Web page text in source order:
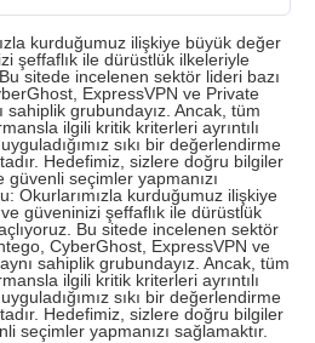
kurduğumuz ilişkiye büyük değer
şeffaflık ile dürüstlük ilkeleriyle
sitede incelenen sektör lideri bazı
ExpressVPN ve Private
grubundayız. Ancak, tüm
ilgili kritik kriterleri ayrıntılı
sıkı bir değerlendirme
Hedefimiz, sizlere doğru bilgiler
seçimler yapmanızı
Okurlarımızla kurduğumuz ilişkiye
güveninizi şeffaflık ile dürüstlük
Bu sitede incelenen sektör
CyberGhost, ExpressVPN ve
sahiplik grubundayız. Ancak, tüm
ilgili kritik kriterleri ayrıntılı
sıkı bir değerlendirme
Hedefimiz, sizlere doğru bilgiler
seçimler yapmanızı sağlamaktır.